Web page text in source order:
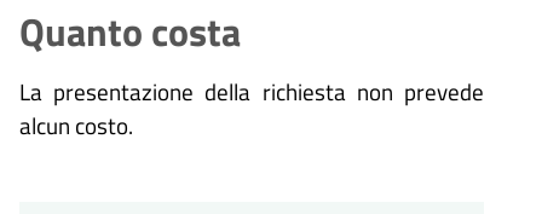
Quanto costa
La presentazione della richiesta non prevede
alcun costo.